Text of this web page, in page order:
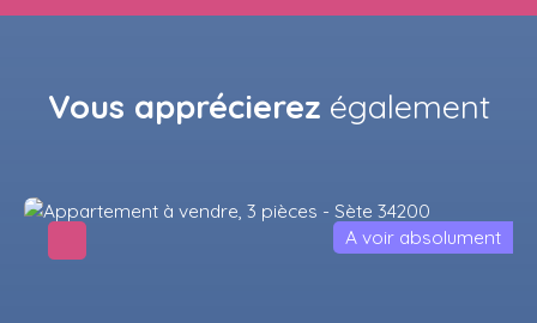
Vous apprécierez également
A voir absolument